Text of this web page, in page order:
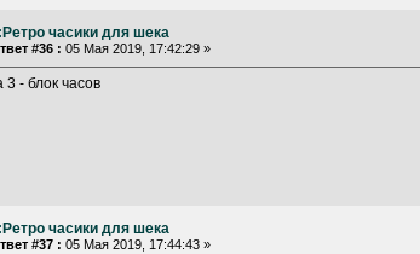
часики для шека
#36 : 05 Мая 2019, 17:42:29 »
3 - блок часов
часики для шека
#37 : 05 Мая 2019, 17:44:43 »